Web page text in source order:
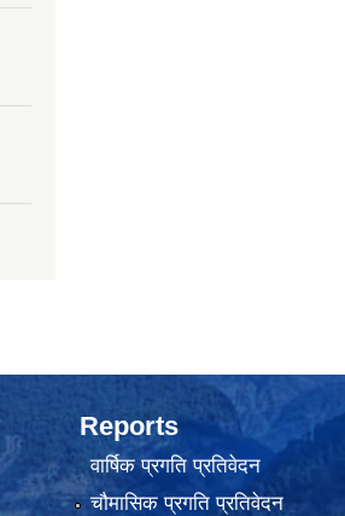
Reports
वार्षिक प्रगति प्रतिवेदन
चौमासिक प्रगति प्रतिवेदन